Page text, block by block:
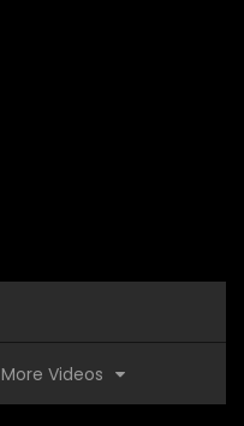
More Videos